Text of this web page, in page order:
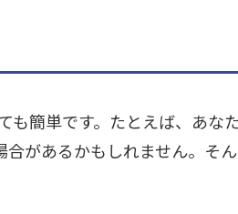
も簡単です。たとえば、あな
があるかもしれません。そ